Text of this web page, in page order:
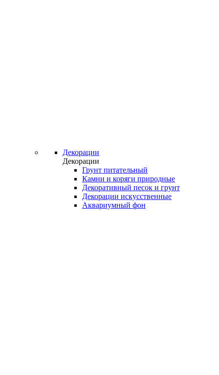
Декорации
Декорации
Грунт питательный
Камни и коряги природные
Декоративный песок и грунт
Декорации искусственные
Аквариумный фон